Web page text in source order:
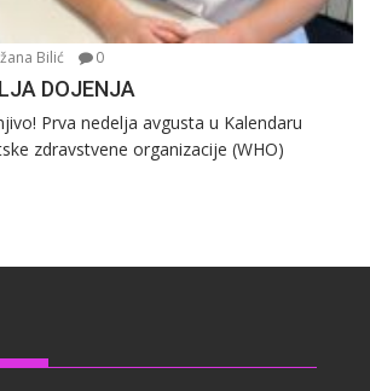
Bilić 0
DOJENJA
Prva nedelja avgusta u Kalendaru
zdravstvene organizacije (WHO)